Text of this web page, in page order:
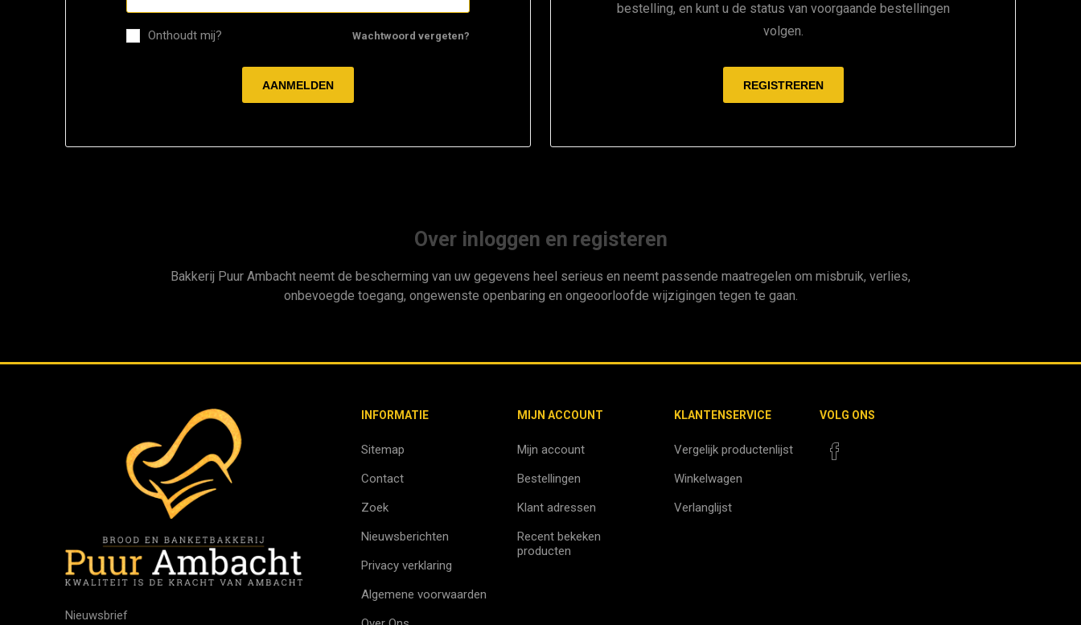
bestelling, en kunt u de status van voorgaande bestellingen
volgen.
Wachtwoord vergeten?
Onthoudt mij?
Over inloggen en registeren
Bakkerij Puur Ambacht neemt de bescherming van uw gegevens heel serieus en neemt passende maatregelen om misbruik, verlies,
onbevoegde toegang, ongewenste openbaring en ongeoorloofde wijzigingen tegen te gaan.
Nieuwsbrief
INFORMATIE
Sitemap
Contact
Zoek
Nieuwsberichten
Privacy verklaring
Algemene voorwaarden
MIJN ACCOUNT
Mijn account
Bestellingen
Klant adressen
Recent bekeken
producten
KLANTENSERVICE
Vergelijk productenlijst
Winkelwagen
Verlanglijst
VOLG ONS